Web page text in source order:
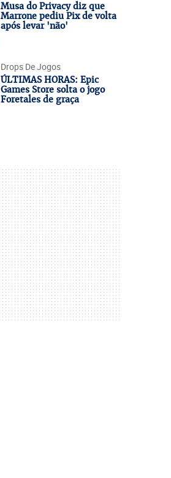
Musa do Privacy diz que
Marrone pediu Pix de volta
após levar 'não'
Drops De Jogos
ÚLTIMAS HORAS: Epic
Games Store solta o jogo
Foretales de graça